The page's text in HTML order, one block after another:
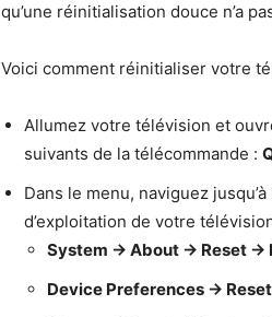
qu’une réinitialisation douce n’a
Voici comment réinitialiser votre
Allumez votre télévision et
suivants de la télécommande :
Dans le menu, naviguez
d’exploitation de votre
System → About → Reset →
Device Preferences →